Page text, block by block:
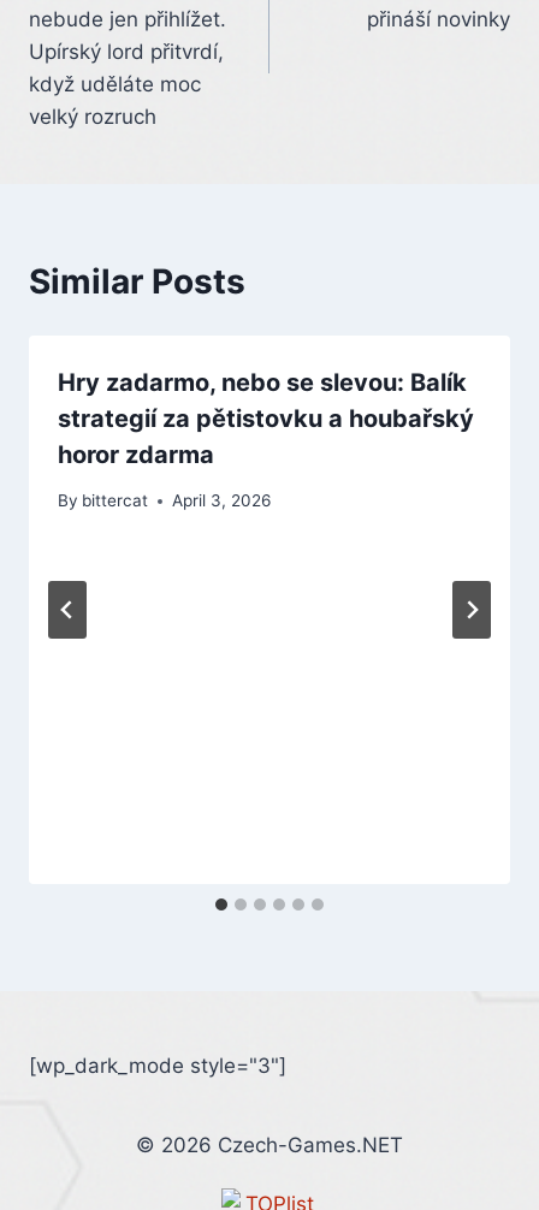
nebude jen přihlížet.
Upírský lord přitvrdí,
když uděláte moc
velký rozruch
přináší novinky
Similar Posts
Hry zadarmo, nebo se slevou: Balík
strategií za pětistovku a houbařský
horor zdarma
By bittercat April 3, 2026
[wp_dark_mode style="3"]
© 2026 Czech-Games.NET